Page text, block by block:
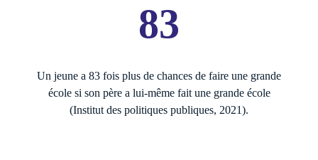
83
Un jeune a 83 fois plus de chances de faire une grande
école si son père a lui-même fait une grande école
(Institut des politiques publiques, 2021).